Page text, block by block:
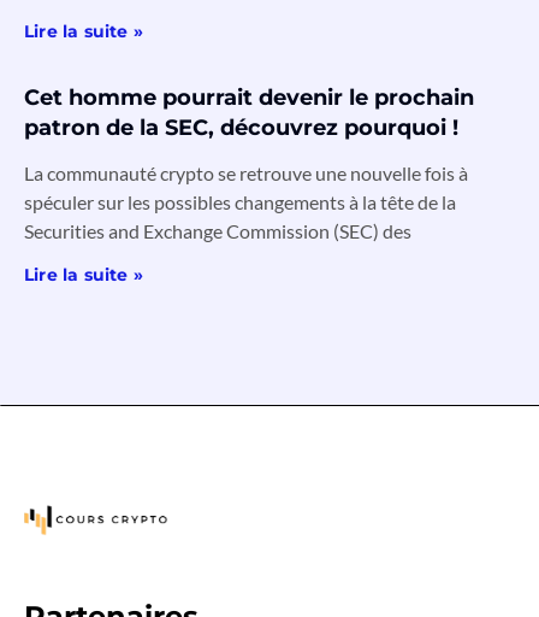
Lire la suite »
Cet homme pourrait devenir le prochain
patron de la SEC, découvrez pourquoi !
La communauté crypto se retrouve une nouvelle fois à
spéculer sur les possibles changements à la tête de la
Securities and Exchange Commission (SEC) des
Lire la suite »